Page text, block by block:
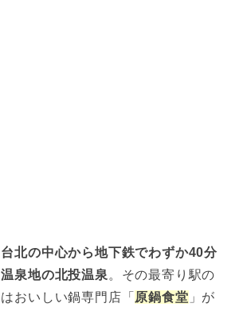
台北の中心から地下鉄でわずか40分
泉地の北投温泉 。その最寄り駅の
おいしい鍋専門店「 原鍋食堂 」が